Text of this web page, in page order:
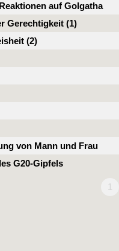
auf Golgatha
Gerechtigkeit (1)
(2)
von Mann und Frau
G20-Gipfels
1